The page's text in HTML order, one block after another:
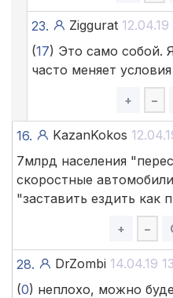
23. Ziggurat 12.04.19
(17) Это само собой.
часто меняет
+ –
16. KazanKokos
7млрд населения
скоростные
"заставить ездить как
+ –
28. DrZombi 14.04.19
(0) неплохо, можно